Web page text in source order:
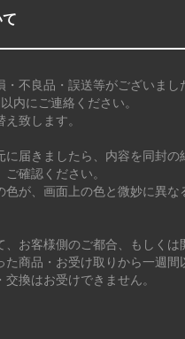
・不良品・誤送等がございまし
内にご連絡ください。
致します。
に届きましたら、内容を同封の
確認ください。
色が、画面上の色と微妙に異な
お客様側のご都合、もしくは
た商品・お受け取りから一週間
換はお受けできません。